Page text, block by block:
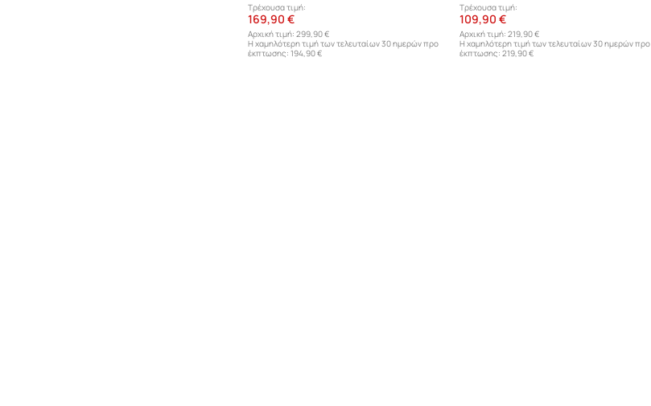
Τρέχουσα τιμή:
169,90 €
Αρχική τιμή: 299,90 €
Η χαμηλότερη τιμή των τελευταίων 30 ημερών προ
έκπτωσης: 194,90 €
Τρέχουσα τιμή:
109,90 €
Αρχική τιμή: 219,90 €
Η χαμηλότερη τιμή των τελευταίων 30 ημερών προ
έκπτωσης: 219,90 €